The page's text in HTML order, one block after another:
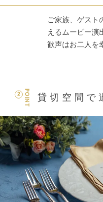
ご家族、ゲスト
えるムービー演
歓声はお二人を
POINT
2 貸切空間で